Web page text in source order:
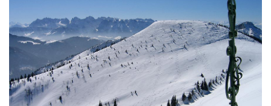
Kondition (Tourdauer):
von
bis
Suchbegriff: